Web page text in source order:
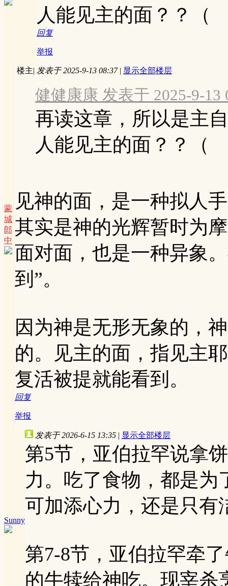
人能见主的面？？（
回复
举报
蒙
城
郎
中
楼主| 发表于 2025-9-13 08:37 | 显示全部楼层
健健康康 发表于 2025-9-13
再读这章，所以是主
人能见主的面？？（
见神的面，是一种拟人
其实是神的光辉暂时为
面对面，也是一种异象
到”。
因为神是无形无象的，
的。见主的面，指见主
复活被提就能看到。
回复
举报
Sunny
发表于 2026-6-15 13:35 | 显示全部楼层
第5节，亚伯拉罕说拿
力。吃了食物，都是为
可加添心力，还是只有
第7-8节，亚伯拉罕牵
的牛犊给神吃。现宰杀